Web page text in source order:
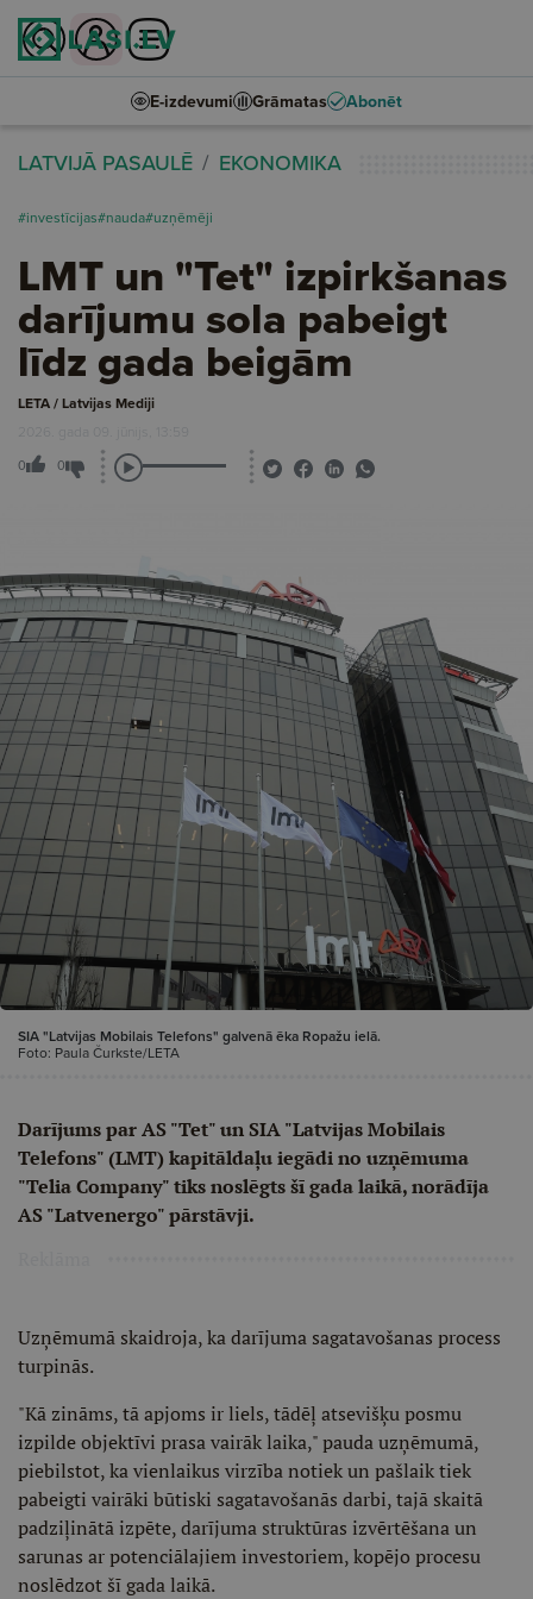
E-izdevumi Grāmatas Abonēt
LATVIJĀ PASAULĒ EKONOMIKA
#investīcijas#nauda#uzņēmēji
LMT un "Tet" izpirkšanas
darījumu sola pabeigt
līdz gada beigām
LETA / Latvijas Mediji
2026. gada 09. jūnijs, 13:59
0 0
SIA "Latvijas Mobilais Telefons" galvenā ēka Ropažu ielā.
Foto: Paula Čurkste/LETA
Darījums par AS "Tet" un SIA "Latvijas Mobilais
Telefons" (LMT) kapitāldaļu iegādi no uzņēmuma
"Telia Company" tiks noslēgts šī gada laikā, norādīja
AS "Latvenergo" pārstāvji.
Uzņēmumā skaidroja, ka darījuma sagatavošanas process
turpinās.
"Kā zināms, tā apjoms ir liels, tādēļ atsevišķu posmu
izpilde objektīvi prasa vairāk laika," pauda uzņēmumā,
piebilstot, ka vienlaikus virzība notiek un pašlaik tiek
pabeigti vairāki būtiski sagatavošanās darbi, tajā skaitā
padziļinātā izpēte, darījuma struktūras izvērtēšana un
sarunas ar potenciālajiem investoriem, kopējo procesu
noslēdzot šī gada laikā.